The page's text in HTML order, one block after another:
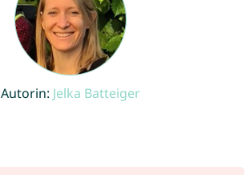
Autorin: Jelka Batteiger